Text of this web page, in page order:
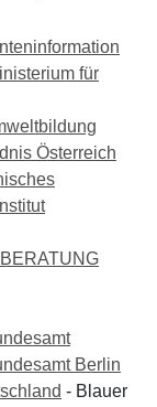
für
Österreich
Berlin
- Blauer